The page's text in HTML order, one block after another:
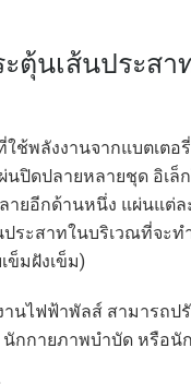
ตุ้นเส้นประสา
ใช้พลังงานจากแบตเ
นปิดปลายหลายชุด อิเ
ยอีกด้านหนึ่ง แผ่นแต่
ประสาทในบริเวณที่จะ
ข็มฝังเข็ม)
นไฟฟ้าพัลส์ สามารถป
กกายภาพบำบัด หรือนั